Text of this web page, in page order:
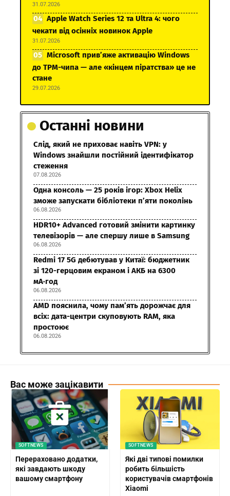
31.07.2026
Apple Watch Series 12 та Ultra 4: чого
чекати від осінніх новинок Apple
31.07.2026
Microsoft прив’яже активацію Windows
до TPM-чипа — але «кінцем піратства» це не
стане
29.07.2026
Останні новини
Слід, який не приховає навіть VPN: у
Windows знайшли постійний ідентифікатор
стеження
07.08.2026
Одна консоль — 25 років ігор: Xbox Helix
зможе запускати бібліотеки п’яти поколінь
06.08.2026
HDR10+ Advanced готовий змінити картинку
телевізорів — але спершу лише в Samsung
06.08.2026
Redmi 17 5G дебютував у Китаї: бюджетник
зі 120-герцовим екраном і АКБ на 6300
мА·год
06.08.2026
AMD пояснила, чому пам’ять дорожчає для
всіх: дата-центри скуповують RAM, яка
простоює
06.08.2026
Вас може зацікавити
SOFTNEWS
Перераховано додатки,
які завдають шкоду
вашому смартфону
SOFTNEWS
Які дві типові помилки
робить більшість
користувачів смартфонів
Xiaomi